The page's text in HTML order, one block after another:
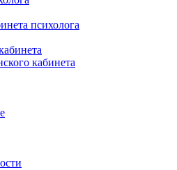
психолога
кабинета